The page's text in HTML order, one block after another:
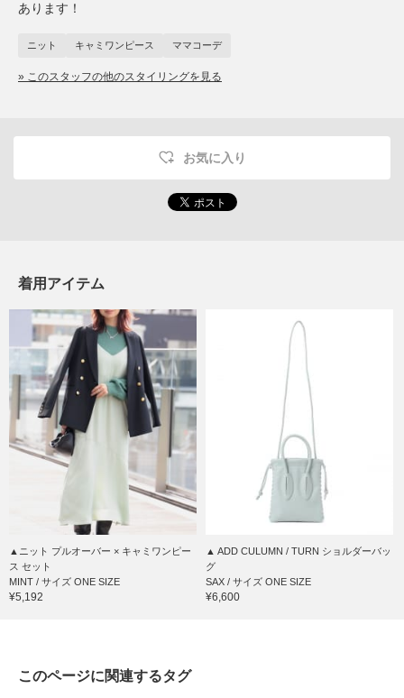
あります！
ニット キャミワンピース ママコーデ
» このスタッフの他のスタイリングを見る
お気に入り
着用アイテム
▲ニット プルオーバー × キャミワンピー
ス セット
MINT / サイズ ONE SIZE
¥5,192
▲ ADD CULUMN / TURN ショルダーバッ
グ
SAX / サイズ ONE SIZE
¥6,600
このページに関連するタグ